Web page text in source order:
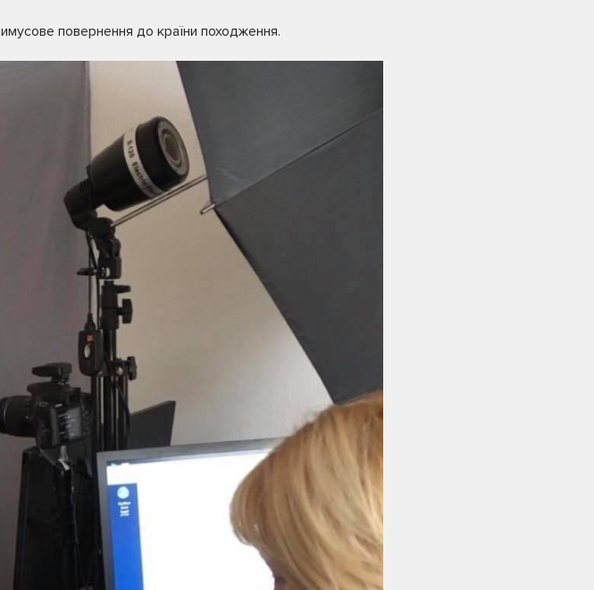
повернення до країни походження.